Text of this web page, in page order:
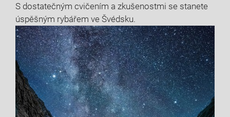
S dostatečným cvičením⁤ a zkušenostmi se stanete
úspěšným rybářem ve Švédsku.